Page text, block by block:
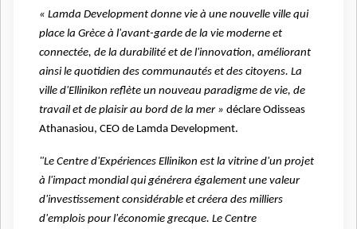
« Lamda Development donne vie à une nouvelle ville qui
place la Grèce à l'avant-garde de la vie moderne et
connectée, de la durabilité et de l'innovation, améliorant
ainsi le quotidien des communautés et des citoyens. La
ville d'Ellinikon reflète un nouveau paradigme de vie, de
travail et de plaisir au bord de la mer » déclare Odisseas
Athanasiou, CEO de Lamda Development.
"Le Centre d'Expériences Ellinikon est la vitrine d'un projet
à l'impact mondial qui générera également une valeur
d'investissement considérable et créera des milliers
d'emplois pour l'économie grecque. Le Centre